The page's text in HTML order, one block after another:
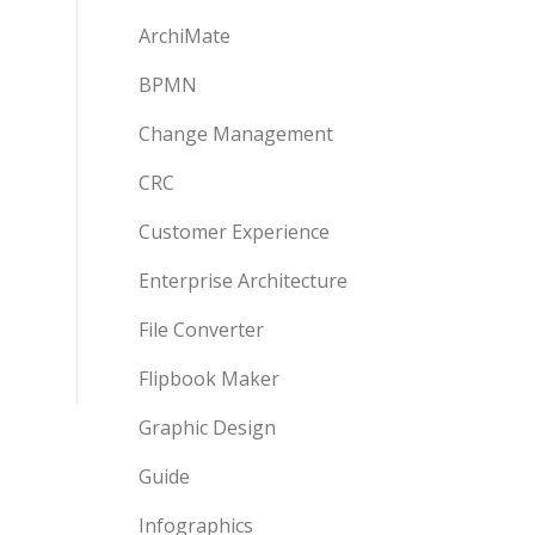
ArchiMate
BPMN
Change Management
CRC
Customer Experience
Enterprise Architecture
File Converter
Flipbook Maker
Graphic Design
Guide
Infographics